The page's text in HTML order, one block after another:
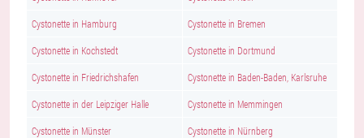
Cystonette in Hamburg Cystonette in Bremen
Cystonette in Kochstedt Cystonette in Dortmund
Cystonette in Friedrichshafen Cystonette in Baden-Baden, Karlsruhe
Cystonette in der Leipziger Halle Cystonette in Memmingen
Cystonette in Münster Cystonette in Nürnberg